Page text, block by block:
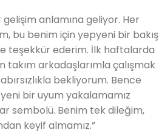
anlamına geliyor. Her
bu benim için yepyeni bir bakış
teşekkür ederim. İlk haftalarda
takım arkadaşlarımla çalışmak
bekliyorum. Bence
bir uyum yakalamamız
sembolü. Benim tek dileğim,
keyif almamız.”